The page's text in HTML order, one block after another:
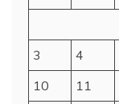
3
4
10
11